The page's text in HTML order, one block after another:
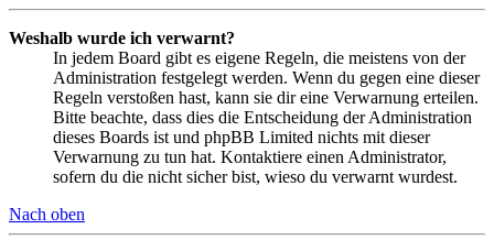
Weshalb wurde ich verwarnt?
In jedem Board gibt es eigene Regeln, die meistens von der
Administration festgelegt werden. Wenn du gegen eine dieser
Regeln verstoßen hast, kann sie dir eine Verwarnung erteilen.
Bitte beachte, dass dies die Entscheidung der Administration
dieses Boards ist und phpBB Limited nichts mit dieser
Verwarnung zu tun hat. Kontaktiere einen Administrator,
sofern du die nicht sicher bist, wieso du verwarnt wurdest.
Nach oben